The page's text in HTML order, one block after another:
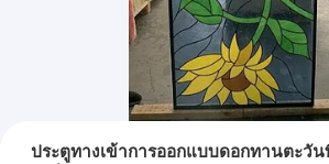
ประตูทางเข้าการออกแบบดอกทานตะวัน